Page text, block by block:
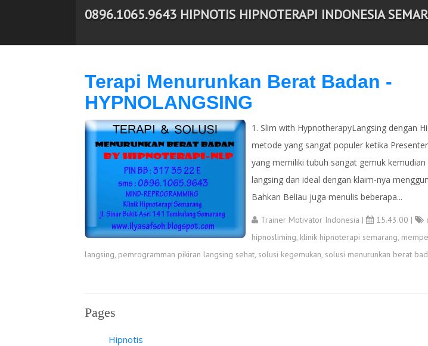
0896.1065.9643 HIPNOTIS HIPNOTERAPI INDONESIA
Terapi Menurunkan Berat Badan -
HYPNOLANGSING
1. Slim with HypnotherapyLangsing dengan
metode yang sangat populer ketika
yang memiliki tubuh sangat gemuk
langsing dan ideal dengan klaim-nya
Bahkan Beliau juga menulis beberapa...
Trainer Motivator Indonesia | 15.43.00 |
hipnosliming, klinik hipnoterapi semarang,
langsing, pemrogramman pikiran langsing sehat, solusi kegemukan, solusi menurunkan berat
Pages
Hipnotis